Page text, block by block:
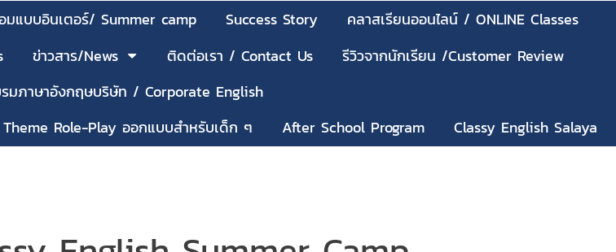
มแบบอินเตอร์/ Summer camp Success Story
คลาสเรียนออนไลน์ / ONLINE Classes
ข่าวสาร/News ติดต่อเรา / Contact Us
รีวิวจากนักเรียน /Customer Review
มภาษาอังกฤษบริษัท / Corporate English
Role-Play ออกแบบสำหรับเด็ก ๆ After School Program Classy English Salaya